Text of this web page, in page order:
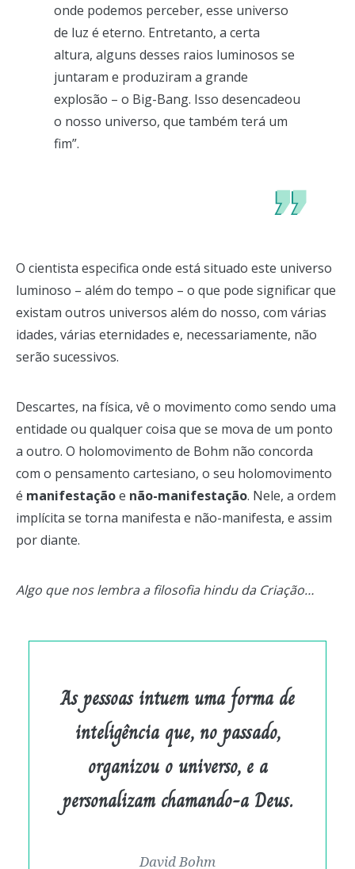
onde podemos perceber, esse universo
de luz é eterno. Entretanto, a certa
altura, alguns desses raios luminosos se
juntaram e produziram a grande
explosão – o Big-Bang. Isso desencadeou
o nosso universo, que também terá um
fim”.
O cientista especifica onde está situado este universo
luminoso – além do tempo – o que pode significar que
existam outros universos além do nosso, com várias
idades, várias eternidades e, necessariamente, não
serão sucessivos.
Descartes, na física, vê o movimento como sendo uma
entidade ou qualquer coisa que se mova de um ponto
a outro. O holomovimento de Bohm não concorda
com o pensamento cartesiano, o seu holomovimento
é manifestaçãoe não-manifestação. Nele, a ordem
implícita se torna manifesta e não-manifesta, e assim
por diante.
Algo que nos lembra a filosofia hindu da Criação…
As pessoas intuem uma forma de
inteligência que, no passado,
organizou o universo, e a
personalizam chamando-a Deus.
David Bohm